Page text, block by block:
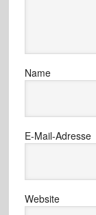
Name
E-Mail-Adresse
Website